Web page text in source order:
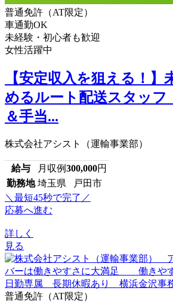
普通免許（AT限定）
車通勤OK
未経験・初心者も歓迎
女性活躍中
【安定収入を狙える！】
めるルート配送スタッフ
＆手当...
株式会社アシスト（運輸事業部）
給与 月収例300,000円
勤務地 埼玉県 戸田市
＼最短45秒で完了／
応募へ進む
詳しく
見る
普通免許（AT限定）